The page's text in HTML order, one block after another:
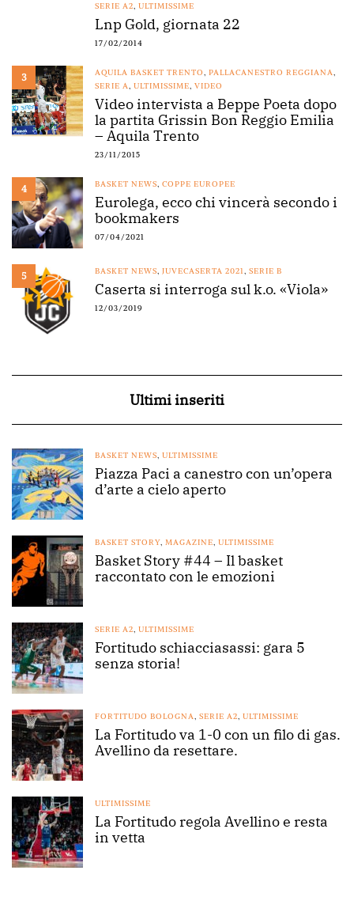
SERIE A2, ULTIMISSIME
Lnp Gold, giornata 22
17/02/2014
3 AQUILA BASKET TRENTO, PALLACANESTRO REGGIANA,
SERIE A, ULTIMISSIME, VIDEO
Video intervista a Beppe Poeta dopo
la partita Grissin Bon Reggio Emilia
– Aquila Trento
23/11/2015
4 BASKET NEWS, COPPE EUROPEE
Eurolega, ecco chi vincerà secondo i
bookmakers
07/04/2021
5 BASKET NEWS, JUVECASERTA 2021, SERIE B
Caserta si interroga sul k.o. «Viola»
12/03/2019
Ultimi inseriti
BASKET NEWS, ULTIMISSIME
Piazza Paci a canestro con un’opera
d’arte a cielo aperto
BASKET STORY, MAGAZINE, ULTIMISSIME
Basket Story #44 – Il basket
raccontato con le emozioni
SERIE A2, ULTIMISSIME
Fortitudo schiacciasassi: gara 5
senza storia!
FORTITUDO BOLOGNA, SERIE A2, ULTIMISSIME
La Fortitudo va 1-0 con un filo di gas.
Avellino da resettare.
ULTIMISSIME
La Fortitudo regola Avellino e resta
in vetta